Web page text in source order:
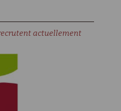
actuellement